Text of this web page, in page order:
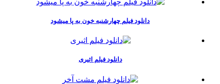
دانلود فیلم چهارشنبه خون به پا میشود
دانلود فیلم اثیری